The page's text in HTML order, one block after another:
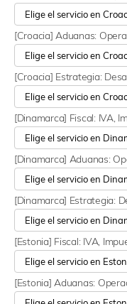
[Croacia] Aduanas:
[Croacia] Estrategia:
[Dinamarca] Fiscal: IVA,
[Dinamarca] Aduanas:
[Dinamarca] Estrategia:
[Estonia] Fiscal: IVA,
[Estonia] Aduanas: